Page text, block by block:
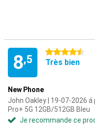
8,5
4.5 étoiles
Très bien
New Phone
John Oakley | 19-07-2026
Pro+ 5G 12GB/512GB Bleu
Je recommande ce